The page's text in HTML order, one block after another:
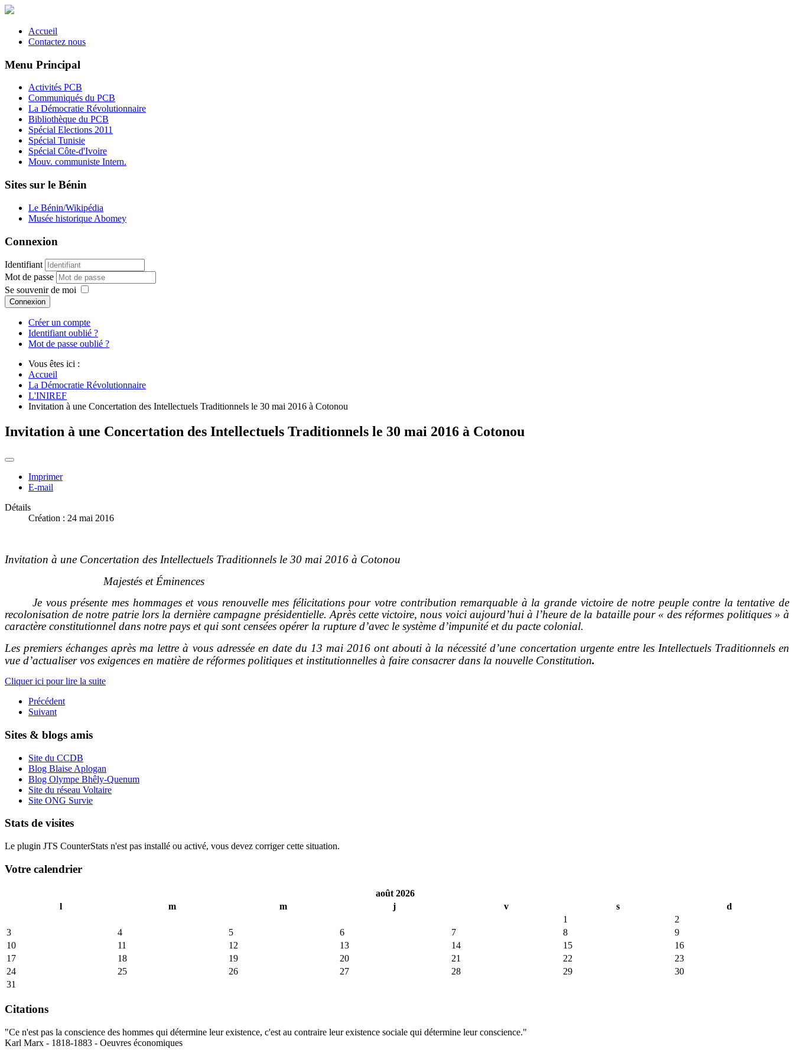
Accueil
Contactez nous
Menu Principal
Activités PCB
Communiqués du PCB
La Démocratie Révolutionnaire
Bibliothèque du PCB
Spécial Elections 2011
Spécial Tunisie
Spécial Côte-d'Ivoire
Mouv. communiste Intern.
Sites sur le Bénin
Le Bénin/Wikipédia
Musée historique Abomey
Connexion
Identifiant
Mot de passe
Se souvenir de moi
Connexion
Créer un compte
Identifiant oublié ?
Mot de passe oublié ?
Vous êtes ici :
Accueil
La Démocratie Révolutionnaire
L'INIREF
Invitation à une Concertation des Intellectuels Traditionnels le 30 mai 2016 à Cotonou
Invitation à une Concertation des Intellectuels Traditionnels le 30 mai 2016 à Cotonou
Imprimer
E-mail
Détails
Création : 24 mai 2016
Invitation à une Concertation des Intellectuels Traditionnels le 30 mai 2016 à Cotonou
Majestés et Éminences
Je vous présente mes hommages et vous renouvelle mes félicitations pour votre contribution remarquable à la grande victoire de notre peuple contre la tentative de
recolonisation de notre patrie lors la dernière campagne présidentielle. Après cette victoire, nous voici aujourd’hui à l’heure de la bataille pour « des réformes politiques » à
caractère constitutionnel dans notre pays et qui sont censées opérer la rupture d’avec le système d’impunité et du pacte colonial.
Les premiers échanges après ma lettre à vous adressée en date du 13 mai 2016 ont abouti à la nécessité d’une concertation urgente entre les Intellectuels Traditionnels en
vue d’actualiser vos exigences en matière de réformes politiques et institutionnelles à faire consacrer dans la nouvelle Constitution.
Cliquer ici pour lire la suite
Précédent
Suivant
Sites & blogs amis
Site du CCDB
Blog Blaise Aplogan
Blog Olympe Bhêly-Quenum
Site du réseau Voltaire
Site ONG Survie
Stats de visites
Le plugin JTS CounterStats n'est pas installé ou activé, vous devez corriger cette situation.
Votre calendrier
août 2026
l
m m j v s
d
1
2
3
4 5 6 7 8
9
10
11 12 13 14 15
16
17
18 19 20 21 22
23
24
25 26 27 28 29
30
31
Citations
"Ce n'est pas la conscience des hommes qui détermine leur existence, c'est au contraire leur existence sociale qui détermine leur conscience."
Karl Marx - 1818-1883 - Oeuvres économiques